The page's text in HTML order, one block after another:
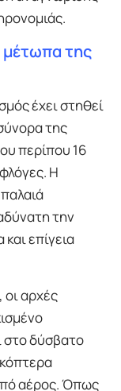
της
έχει στηθεί
της
περίπου 16
Η
την
επίγεια
οι αρχές
στο δύσβατο
αέρος. Όπως